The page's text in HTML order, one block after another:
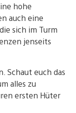
hohe
auch eine
sich im Turm
jenseits
Schaut euch das
alles zu
ersten Hüter